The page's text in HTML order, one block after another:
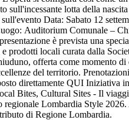
sull'incessante lotta della
Data: Sabato 12
Auditorium Comunale –
è prevista una
prodotti locali curata dalla
offerta come momento di
del territorio.
direttamente QUI Iniziativa
Bites, Cultural Sites - Il
regionale Lombardia Style
di Regione Lombardia.